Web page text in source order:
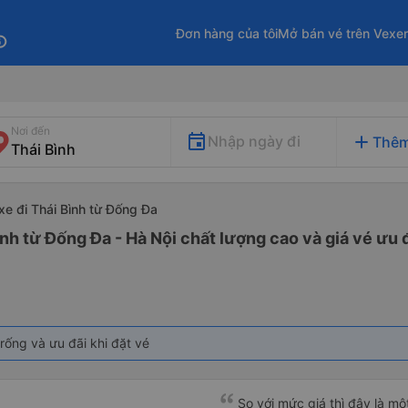
Đơn hàng của tôiMở bán vé trên
Nơi đến
Nhập ngày đi add
xe đi Thái Bình từ Đống Đa
từ Đống Đa - Hà Nội chất lượng cao và giá vé ưu
và ưu đãi khi đặt vé
So với mức giá thì đây là